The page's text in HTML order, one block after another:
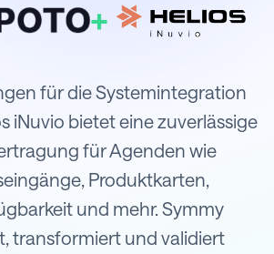
+
von Depoto mit Helios
für die Systemintegration
iNuvio bietet eine zuverlässige
für Agenden wie
Produktkarten,
und mehr. Symmy
transformiert und validiert